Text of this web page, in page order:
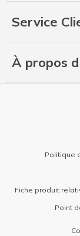
Service
À propos
Politique
Fiche produit
Point